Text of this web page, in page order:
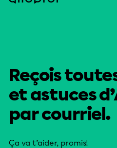
Reçois
et astuces
par courriel.
Ça va t’aider, promis!